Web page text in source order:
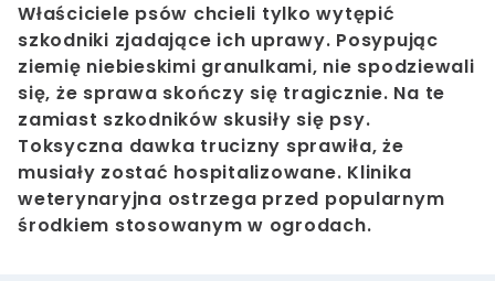
Właściciele psów chcieli tylko wytępić
szkodniki zjadające ich uprawy. Posypując
ziemię niebieskimi granulkami, nie spodziewali
się, że sprawa skończy się tragicznie. Na te
zamiast szkodników skusiły się psy.
Toksyczna dawka trucizny sprawiła, że
musiały zostać hospitalizowane. Klinika
weterynaryjna ostrzega przed popularnym
środkiem stosowanym w ogrodach.